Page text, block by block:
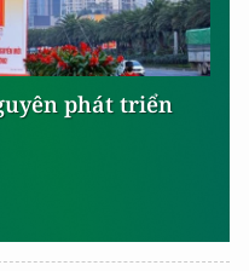
phát triển